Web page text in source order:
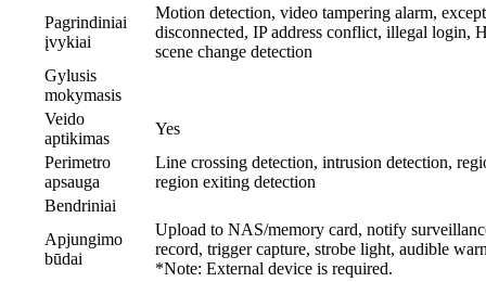
Pagrindiniai
įvykiai
Motion detection, video tampering alarm,
disconnected, IP address conflict, illegal
scene change detection
Gylusis
mokymasis
Veido
aptikimas
Yes
Perimetro
apsauga
Line crossing detection, intrusion detection,
region exiting detection
Bendriniai
Apjungimo
būdai
Upload to NAS/memory card, notify
record, trigger capture, strobe light, audible
*Note: External device is required.